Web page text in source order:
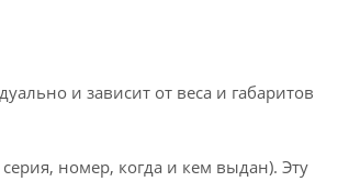
и зависит от веса и габаритов
номер, когда и кем выдан). Эту